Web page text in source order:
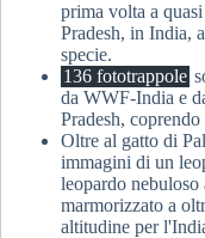
prima volta a quasi
Pradesh, in India,
specie.
136 fototrappole
da WWF-India e
Pradesh,
Oltre al gatto di
immagini di un
leopardo nebuloso
marmorizzato a
altitudine per